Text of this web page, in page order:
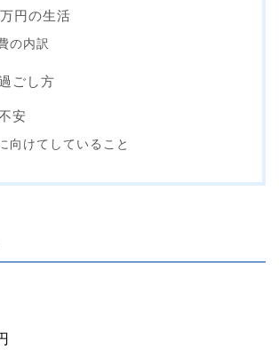
円の生活
の内訳
ごし方
安
向けてしていること